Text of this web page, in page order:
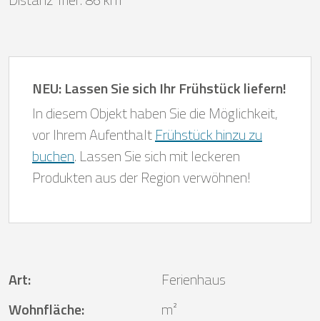
NEU: Lassen Sie sich Ihr Frühstück liefern!
In diesem Objekt haben Sie die Möglichkeit,
vor Ihrem AufenthaltFrühstück hinzu zu
buchen. Lassen Sie sich mit leckeren
Produkten aus der Region verwöhnen!
Art:
Ferienhaus
Wohnfläche:
m²